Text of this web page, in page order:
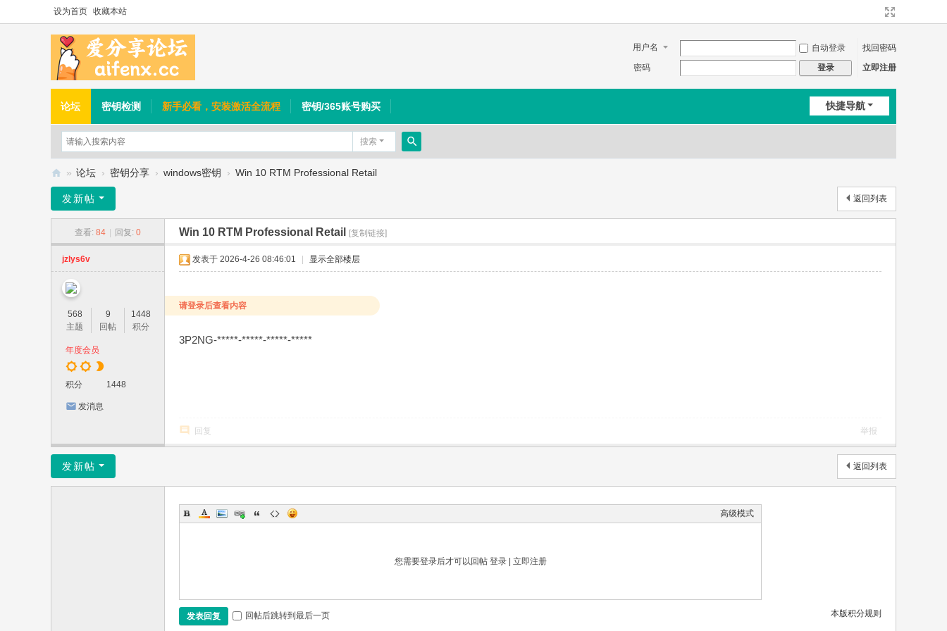
设为首页 收藏本站
用户名 自动登录
找回密码
密码
登录 立即注册
快捷导航
论坛 密钥检测 新手必看，安装激活全流程 密钥/365账号购买
搜索
搜
分
坛
» 论坛 › 密钥分享 › windows密钥 › Win 10 RTM Professional Retail
返回列表
发新帖
查看: 84 回复: 0 Win 10 RTM Professional Retail [复制链接]
jzlys6v
568
主题
9
回帖
1448
积分
年度会员
积分 1448
发消息
发表于 2026-4-26 08:46:01 显示全部楼层
请登录后查看内容
3P2NG-*****-*****-*****-*****
回复 举报
返回列表
发新帖
高级模式
您需要登录后才可以回帖 登录| 立即注册
本版积分规则
发表回复 回帖后跳转到最后一页